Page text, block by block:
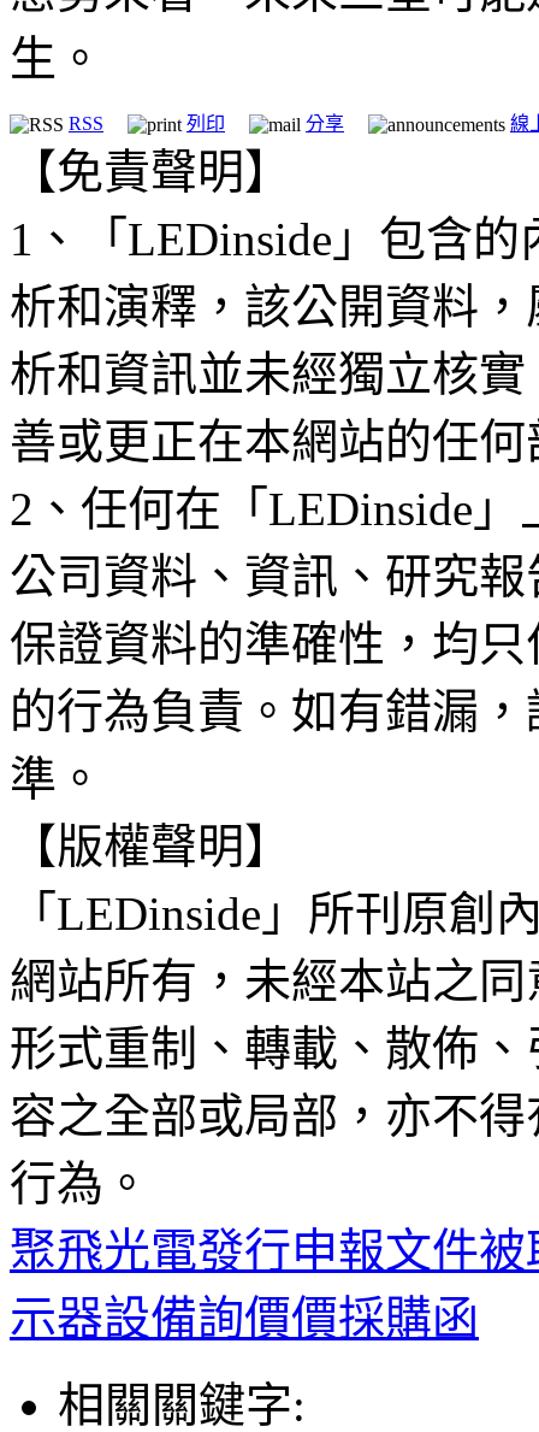
生。
RSS 列印 分享 線
【免責聲明】
1、「LEDinside」包含
析和演釋，該公開資料
析和資訊並未經獨立核
善或更正在本網站的任
2、任何在「LEDinside
公司資料、資訊、研究
保證資料的準確性，均
的行為負責。如有錯漏
準。
【版權聲明】
「LEDinside」所刊原創
網站所有，未經本站之
形式重制、轉載、散佈
容之全部或局部，亦不
行為。
聚飛光電發行申報文件
示器設備詢價價採購函
相關關鍵字: